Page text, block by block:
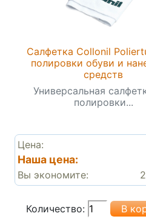
Салфетка Collonil
полировки обуви и
средств
Универсальная
полировки...
Цена:
Наша цена:
Вы экономите:
Количество: